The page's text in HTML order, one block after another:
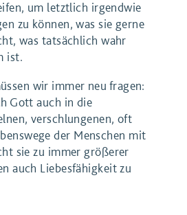
um letztlich irgendwie
zu können, was sie gerne
was tatsächlich wahr
ist.
wir immer neu fragen:
Gott auch in die
verschlungenen, oft
der Menschen mit
sie zu immer größerer
auch Liebesfähigkeit zu